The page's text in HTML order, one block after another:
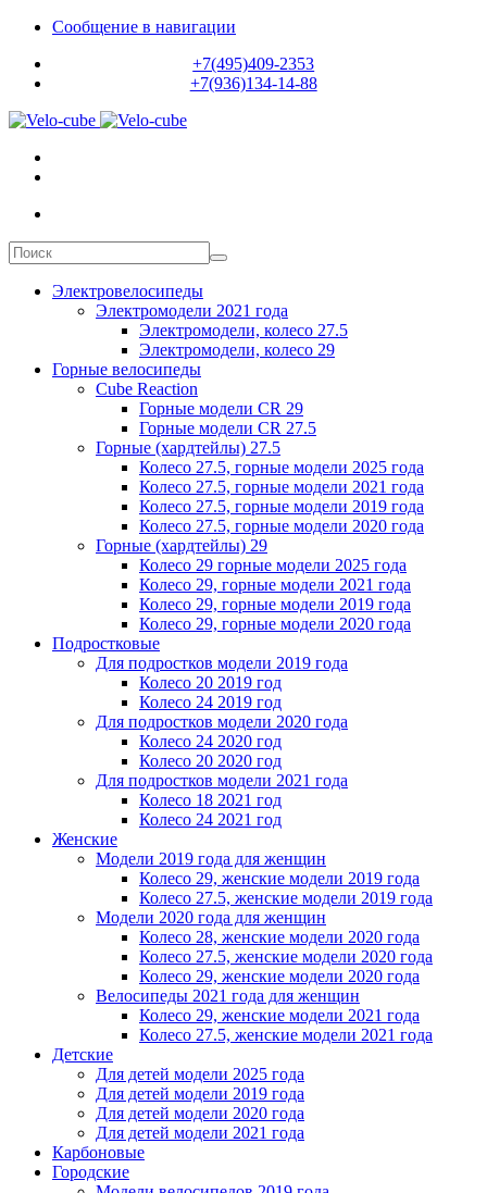
Сообщение в навигации
+7(495)409-2353
+7(936)134-14-88
Электровелосипеды
Электромодели 2021 года
Электромодели, колесо 27.5
Электромодели, колесо 29
Горные велосипеды
Cube Reaction
Горные модели CR 29
Горные модели CR 27.5
Горные (хардтейлы) 27.5
Колесо 27.5, горные модели 2025 года
Колесо 27.5, горные модели 2021 года
Колесо 27.5, горные модели 2019 года
Колесо 27.5, горные модели 2020 года
Горные (хардтейлы) 29
Колесо 29 горные модели 2025 года
Колесо 29, горные модели 2021 года
Колесо 29, горные модели 2019 года
Колесо 29, горные модели 2020 года
Подростковые
Для подростков модели 2019 года
Колесо 20 2019 год
Колесо 24 2019 год
Для подростков модели 2020 года
Колесо 24 2020 год
Колесо 20 2020 год
Для подростков модели 2021 года
Колесо 18 2021 год
Колесо 24 2021 год
Женскиe
Модели 2019 года для женщин
Колесо 29, женские модели 2019 года
Колесо 27.5, женские модели 2019 года
Модели 2020 года для женщин
Колесо 28, женские модели 2020 года
Колесо 27.5, женские модели 2020 года
Колесо 29, женские модели 2020 года
Велосипеды 2021 года для женщин
Колесо 29, женские модели 2021 года
Колесо 27.5, женские модели 2021 года
Детские
Для детей модели 2025 года
Для детей модели 2019 года
Для детей модели 2020 года
Для детей модели 2021 года
Карбоновые
Городские